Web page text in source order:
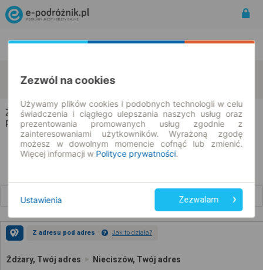
08.08.2026 | -- : --
Żdżary → Nieciszów
Rozkład jazdy i bilety
Z adresu pod adres Jak to działa?
Żdżary, Twój adres Nieciszów, Twój adres
Zezwól na cookies
Używamy plików cookies i podobnych technologii w celu
świadczenia i ciągłego ulepszania naszych usług oraz
prezentowania promowanych usług zgodnie z
zainteresowaniami użytkowników. Wyrażoną zgodę
możesz w dowolnym momencie cofnąć lub zmienić.
Więcej informacji w Polityce prywatności.
Ustawienia Zezwalam